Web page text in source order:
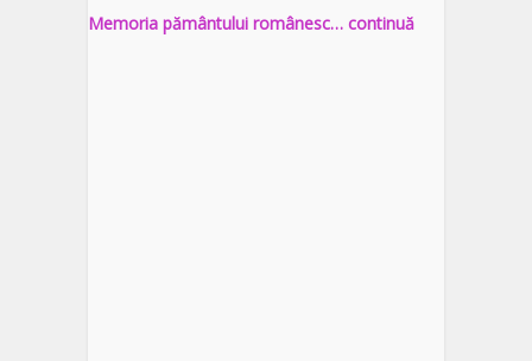
Memoria pământului românesc… continuă